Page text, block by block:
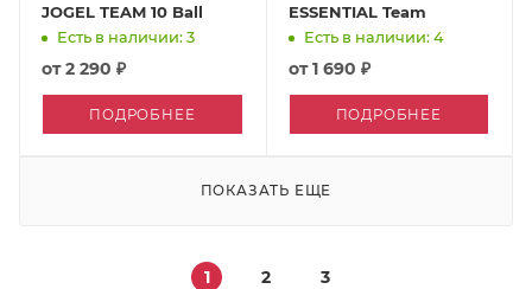
JOGEL TEAM 10 Ball
Есть в наличии: 3
от2 290 ₽
ПОДРОБНЕЕ
ESSENTIAL Team
Есть в наличии: 4
от1 690 ₽
ПОДРОБНЕЕ
ПОКАЗАТЬ ЕЩЕ
1 2 3